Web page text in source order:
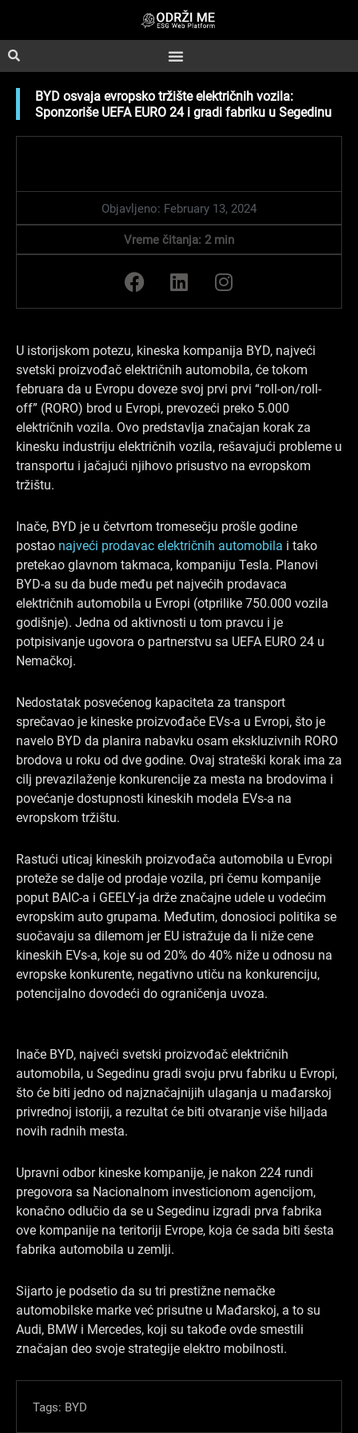
content
BYD osvaja evropsko tržište električnih vozila:
Sponzoriše UEFA EURO 24 i gradi fabriku u Segedinu
Objavljeno: February 13, 2024
Vreme čitanja: 2 min
F
a
c
b
o
o
k
L
i
n
e
d
i
n
I
n
s
a
g
r
a
m
U istorijskom potezu, kineska kompanija BYD, najveći
svetski proizvođač električnih automobila, će tokom
februara da u Evropu doveze svoj prvi prvi “roll-on/roll-
off” (RORO) brod u Evropi, prevozeći preko 5.000
električnih vozila. Ovo predstavlja značajan korak za
kinesku industriju električnih vozila, rešavajući probleme u
transportu i jačajući njihovo prisustvo na evropskom
tržištu.
Inače, BYD je u četvrtom tromesečju prošle godine
postao najveći prodavac električnih automobila i tako
pretekao glavnom takmaca, kompaniju Tesla. Planovi
BYD-a su da bude među pet najvećih prodavaca
električnih automobila u Evropi (otprilike 750.000 vozila
godišnje). Jedna od aktivnosti u tom pravcu i je
potpisivanje ugovora o partnerstvu sa UEFA EURO 24 u
Nemačkoj.
Nedostatak posvećenog kapaciteta za transport
sprečavao je kineske proizvođače EVs-a u Evropi, što je
navelo BYD da planira nabavku osam ekskluzivnih RORO
brodova u roku od dve godine. Ovaj strateški korak ima za
cilj prevazilaženje konkurencije za mesta na brodovima i
povećanje dostupnosti kineskih modela EVs-a na
evropskom tržištu.
Rastući uticaj kineskih proizvođača automobila u Evropi
proteže se dalje od prodaje vozila, pri čemu kompanije
poput BAIC-a i GEELY-ja drže značajne udele u vodećim
evropskim auto grupama. Međutim, donosioci politika se
suočavaju sa dilemom jer EU istražuje da li niže cene
kineskih EVs-a, koje su od 20% do 40% niže u odnosu na
evropske konkurente, negativno utiču na konkurenciju,
potencijalno dovodeći do ograničenja uvoza.
Inače BYD, najveći svetski proizvođač električnih
automobila, u Segedinu gradi svoju prvu fabriku u Evropi,
što će biti jedno od najznačajnijih ulaganja u mađarskoj
privrednoj istoriji, a rezultat će biti otvaranje više hiljada
novih radnih mesta.
Upravni odbor kineske kompanije, je nakon 224 rundi
pregovora sa Nacionalnom investicionom agencijom,
konačno odlučio da se u Segedinu izgradi prva fabrika
ove kompanije na teritoriji Evrope, koja će sada biti šesta
fabrika automobila u zemlji.
Sijarto je podsetio da su tri prestižne nemačke
automobilske marke već prisutne u Mađarskoj, a to su
Audi, BMW i Mercedes, koji su takođe ovde smestili
značajan deo svoje strategije elektro mobilnosti.
Tags: BYD